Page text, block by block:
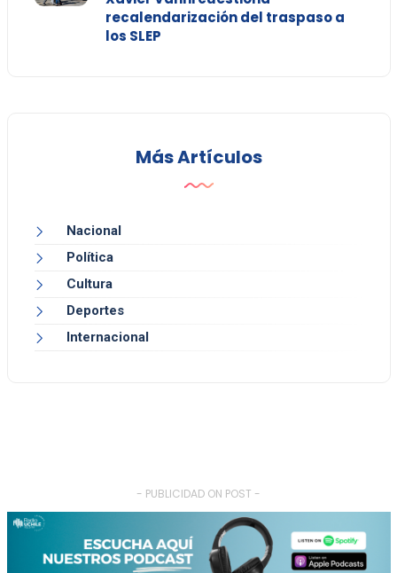
recalendarización del traspaso a
los SLEP
Más Artículos
Nacional
Política
Cultura
Deportes
Internacional
- PUBLICIDAD ON POST -